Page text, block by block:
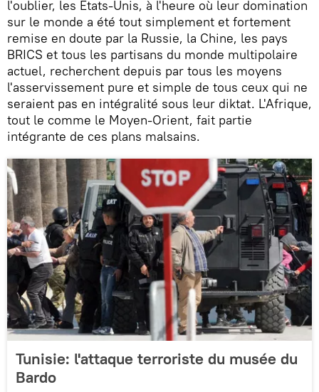
l'oublier, les Etats-Unis, à l'heure où leur domination
sur le monde a été tout simplement et fortement
remise en doute par la Russie, la Chine, les pays
BRICS et tous les partisans du monde multipolaire
actuel, recherchent depuis par tous les moyens
l'asservissement pure et simple de tous ceux qui ne
seraient pas en intégralité sous leur diktat. L'Afrique,
tout le comme le Moyen-Orient, fait partie
intégrante de ces plans malsains.
Tunisie: l'attaque terroriste du musée du
Bardo